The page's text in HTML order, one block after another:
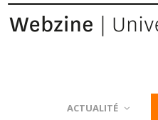
ACTUALITÉ